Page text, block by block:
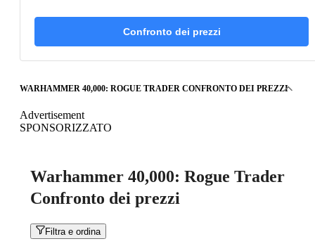
Confronto dei prezzi
WARHAMMER 40,000: ROGUE TRADER CONFRONTO DEI PREZZI
Advertisement
SPONSORIZZATO
Warhammer 40,000: Rogue Trader
Confronto dei prezzi
Filtra e ordina